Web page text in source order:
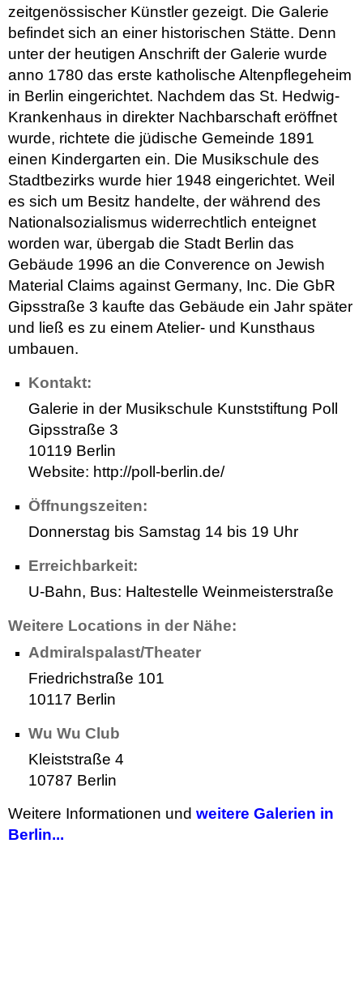
zeitgenössischer Künstler gezeigt. Die Galerie
befindet sich an einer historischen Stätte. Denn
unter der heutigen Anschrift der Galerie wurde
anno 1780 das erste katholische Altenpflegeheim
in Berlin eingerichtet. Nachdem das St. Hedwig-
Krankenhaus in direkter Nachbarschaft eröffnet
wurde, richtete die jüdische Gemeinde 1891
einen Kindergarten ein. Die Musikschule des
Stadtbezirks wurde hier 1948 eingerichtet. Weil
es sich um Besitz handelte, der während des
Nationalsozialismus widerrechtlich enteignet
worden war, übergab die Stadt Berlin das
Gebäude 1996 an die Converence on Jewish
Material Claims against Germany, Inc. Die GbR
Gipsstraße 3 kaufte das Gebäude ein Jahr später
und ließ es zu einem Atelier- und Kunsthaus
umbauen.
Kontakt:
Galerie in der Musikschule Kunststiftung Poll
Gipsstraße 3
10119 Berlin
Website: http://poll-berlin.de/
Öffnungszeiten:
Donnerstag bis Samstag 14 bis 19 Uhr
Erreichbarkeit:
U-Bahn, Bus: Haltestelle Weinmeisterstraße
Weitere Locations in der Nähe:
Admiralspalast/Theater
Friedrichstraße 101
10117 Berlin
Wu Wu Club
Kleiststraße 4
10787 Berlin
Weitere Informationen und weitere Galerien in
Berlin...